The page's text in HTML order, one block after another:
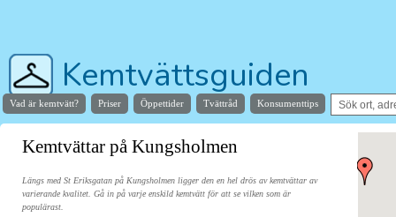
Kemtvättsguiden
Hjälper dig hitta stans bästa kemtvätt
Vad är kemtvätt? Priser Öppettider Tvättråd Konsumenttips
Kemtvättar på Kungsholmen
Längs med St Eriksgatan på Kungsholmen ligger den en hel drös av kemtvättar av
varierande kvalitet. Gå in på varje enskild kemtvätt för att se vilken som är
populärast.